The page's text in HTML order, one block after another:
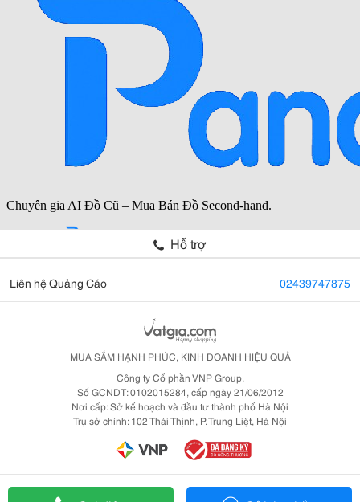
Hỗ trợ
Liên hệ Quảng Cáo 02439747875
MUA SẮM HẠNH PHÚC, KINH DOANH HIỆU QUẢ
Công ty Cổ phần VNP Group.
Số GCNDT: 0102015284, cấp ngày 21/06/2012
Nơi cấp: Sở kế hoạch và đầu tư thành phố Hà Nội
Trụ sở chính: 102 Thái Thịnh, P. Trung Liệt, Hà Nội